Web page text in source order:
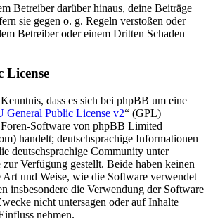
Betreiber darüber hinaus, deine Beiträge
sie gegen o. g. Regeln verstoßen oder
Betreiber oder einem Dritten Schaden
License
dass es sich bei phpBB um eine
General Public License v2“ (GPL)
Foren-Software von phpBB Limited
handelt; deutschsprachige Informationen
deutschsprachige Community unter
Verfügung gestellt. Beide haben keinen
und Weise, wie die Software verwendet
insbesondere die Verwendung der Software
nicht untersagen oder auf Inhalte
nehmen.